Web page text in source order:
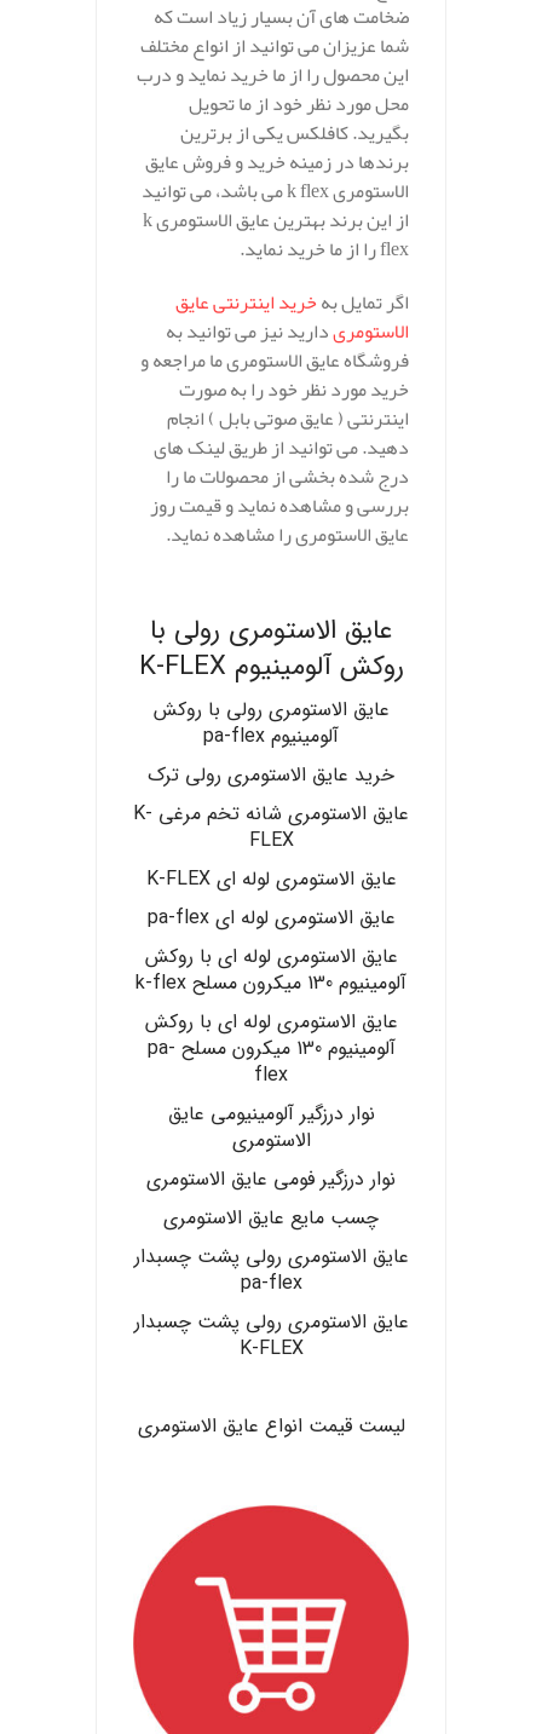
ضخامت های آن بسیار زیاد است که
شما عزیزان می توانید از انواع مختلف
این محصول را از ما خرید نماید و درب
محل مورد نظر خود از ما تحویل
بگیرید. کافلکس یکی از برترین
برندها در زمینه خرید و فروش عایق
الاستومری k flex می باشد، می توانید
از این برند بهترین عایق الاستومری k
flex را از ما خرید نماید.
اگر تمایل بهخرید اینترنتی عایق
الاستومریدارید نیز می توانید به
فروشگاه عایق الاستومری ما مراجعه و
خرید مورد نظر خود را به صورت
اینترنتی ( عایق صوتی بابل ) انجام
دهید. می توانید از طریق لینک های
درج شده بخشی از محصولات ما را
بررسی و مشاهده نماید و قیمت روز
عایق الاستومری را مشاهده نماید.
عایق الاستومری رولی با
روکش آلومینیوم K-FLEX
عایق الاستومری رولی با روکش
آلومینیوم pa-flex
خرید عایق الاستومری رولی ترک
عایق الاستومری شانه تخم مرغی K-
FLEX
عایق الاستومری لوله ای K-FLEX
عایق الاستومری لوله ای pa-flex
عایق الاستومری لوله ای با روکش
آلومینیوم 130 میکرون مسلح k-flex
عایق الاستومری لوله ای با روکش
آلومینیوم 130 میکرون مسلح pa-
flex
نوار درزگیر آلومینیومی عایق
الاستومری
نوار درزگیر فومی عایق الاستومری
چسب مایع عایق الاستومری
عایق الاستومری رولی پشت چسبدار
pa-flex
عایق الاستومری رولی پشت چسبدار
K-FLEX
لیست قیمت انواع عایق الاستومری